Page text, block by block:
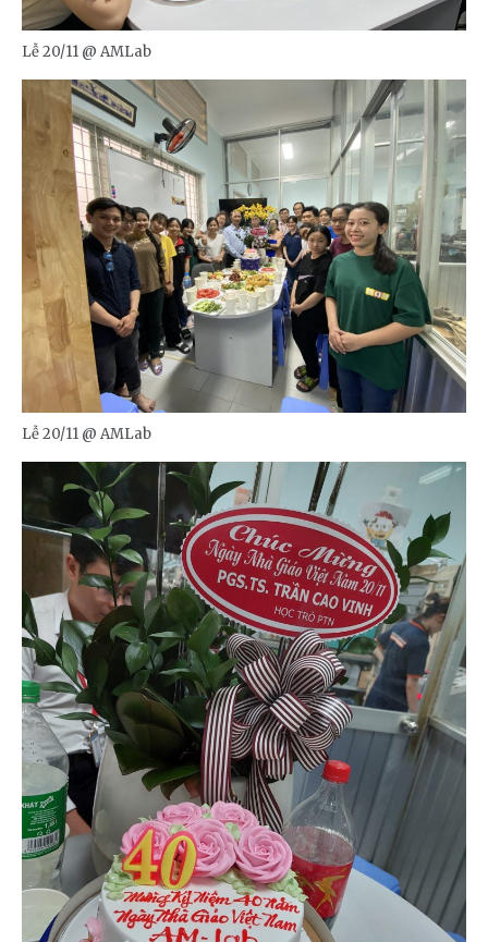
Lễ 20/11 @ AMLab
Lễ 20/11 @ AMLab